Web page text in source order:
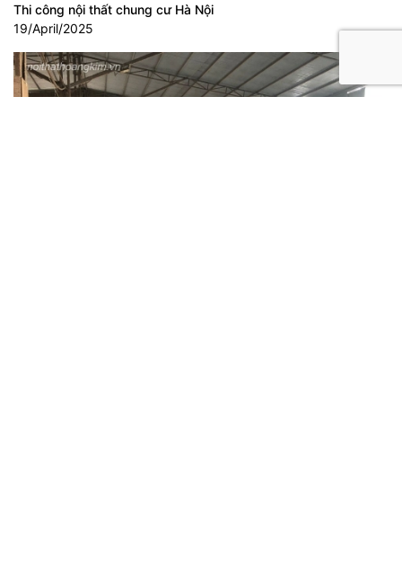
Thi công nội thất chung cư Hà Nội
19/April/2025